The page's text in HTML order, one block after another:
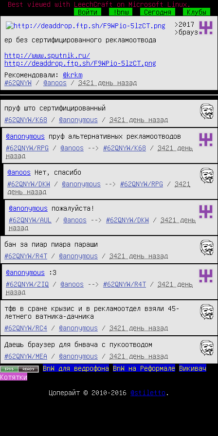
Best viewed with LeechCraft on Microsoft Linux.
Войти
!bnw Сегодня
Клубы
>2017
>брауз
ер без сертифицированного рекламоотвода
http://www.sputnik.ru/
http://deaddrop.ftp.sh/F9WPio-5lzCT.png
Рекомендовали: @krkm
#62QNYW
/ @anoos / 3421 день назад
пруф што сертифицированный
#62QNYW/K68
/ @anonymous / 3421 день назад
@anonymous пруф альтернативных рекламоотводов
#62QNYW/RPG
/ @anoos --> #62QNYW/K68 / 3421 день
назад
@anoos Нет, спасибо
#62QNYW/DKW
/ @anonymous --> #62QNYW/RPG / 3421
день назад
@anonymous пожалуйста!
#62QNYW/AUL
/ @anoos --> #62QNYW/DKW / 3421 день
назад
бан за пиар пиара параши
#62QNYW/R4T
/ @anonymous / 3421 день назад
@anonymous :3
#62QNYW/ZIQ
/ @anoos --> #62QNYW/R4T / 3421 день
назад
тфв в сране крызис и в рекламоотдел взяли 45-
летнего ватника-дачника
#62QNYW/RC4
/ @anonymous / 3421 день назад
Даешь браузер для бнвача с пукоотводом
#62QNYW/MEA
/ @anonymous / 3421 день назад
BnW для ведрофона
BnW на Реформале
Викивач
Котятки
Цоперайт © 2010-2016 @stiletto